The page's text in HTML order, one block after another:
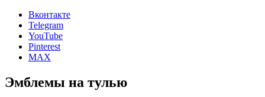
Вконтакте
Telegram
YouTube
Pinterest
MAX
Эмблемы на тулью